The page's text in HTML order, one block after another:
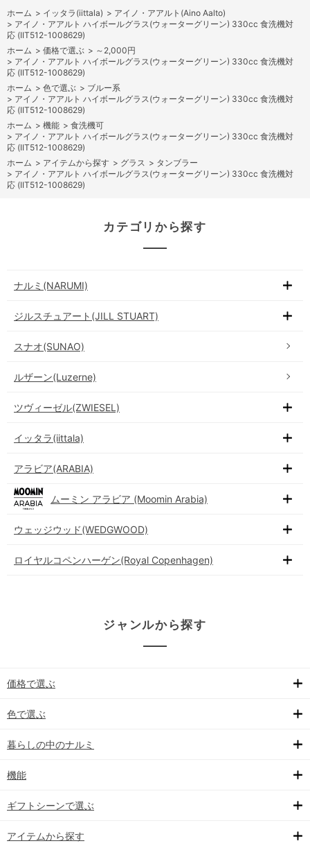
ホーム > イッタラ(iittala) > アイノ・アアルト(Aino Aalto)
> アイノ・アアルト ハイボールグラス(ウォーターグリーン) 330cc 食洗機対
応 (IIT512-1008629)
ホーム > 価格で選ぶ > ～2,000円
> アイノ・アアルト ハイボールグラス(ウォーターグリーン) 330cc 食洗機対
応 (IIT512-1008629)
ホーム > 色で選ぶ > ブルー系
> アイノ・アアルト ハイボールグラス(ウォーターグリーン) 330cc 食洗機対
応 (IIT512-1008629)
ホーム > 機能 > 食洗機可
> アイノ・アアルト ハイボールグラス(ウォーターグリーン) 330cc 食洗機対
応 (IIT512-1008629)
ホーム > アイテムから探す > グラス > タンブラー
> アイノ・アアルト ハイボールグラス(ウォーターグリーン) 330cc 食洗機対
応 (IIT512-1008629)
カテゴリから探す
ナルミ(NARUMI)
ジルスチュアート(JILL STUART)
スナオ(SUNAO)
ルザーン(Luzerne)
ツヴィーゼル(ZWIESEL)
イッタラ(iittala)
アラビア(ARABIA)
ムーミン アラビア (Moomin Arabia)
ウェッジウッド(WEDGWOOD)
ロイヤルコペンハーゲン(Royal Copenhagen)
ジャンルから探す
価格で選ぶ
色で選ぶ
暮らしの中のナルミ
機能
ギフトシーンで選ぶ
アイテムから探す